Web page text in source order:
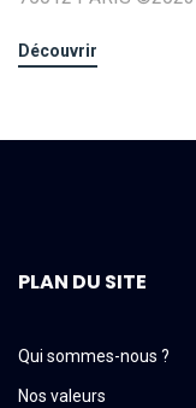
Découvrir
PLAN DU SITE
Qui sommes-nous ?
Nos valeurs